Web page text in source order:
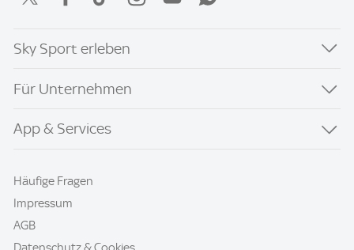
Sky Sport erleben
Für Unternehmen
App & Services
Häufige Fragen
Impressum
AGB